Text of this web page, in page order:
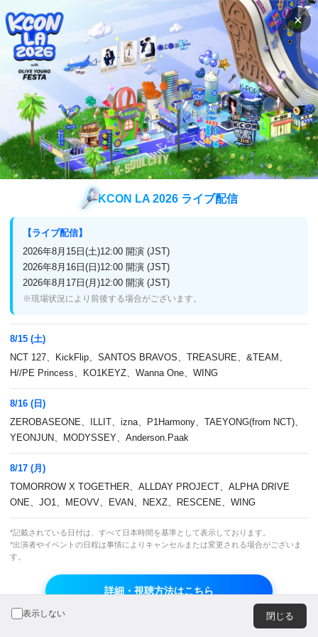
検索 視聴方法
検索 BTOBの検索結果
BTOB 検索結果
企業情報
プライバシーポリシー
JASRAC 許諾番号
9013278002Y45037
X000470B01L
© CJ ENM Japan Inc. All Rights Reserved.
よりよいエクスペリエンスを提供するため、当ウェブサイト
Cookie の使用を承諾したものとみなされます。詳細につい
てはプライバシーポリシーをご覧ください。
OK
×
KCON LA 2026 ライブ配信
【ライブ配信】
2026年8月15日(土)12:00 開演 (JST)
2026年8月16日(日)12:00 開演 (JST)
2026年8月17日(月)12:00 開演 (JST)
※現場状況により前後する場合がございます。
8/15 (土)
NCT 127、KickFlip、SANTOS BRAVOS、TREASURE、&TEAM、
H//PE Princess、KO1KEYZ、Wanna One、WING
8/16 (日)
ZEROBASEONE、ILLIT、izna、P1Harmony、TAEYONG(from NCT)、
YEONJUN、MODYSSEY、Anderson.Paak
8/17 (月)
TOMORROW X TOGETHER、ALLDAY PROJECT、ALPHA DRIVE
ONE、JO1、MEOVV、EVAN、NEXZ、RESCENE、WING
*記載されている日付は、すべて日本時間を基準として表示しております。
*出演者やイベントの日程は事情によりキャンセルまたは変更される場合がございま
す。
詳細・視聴方法はこちら
表示しない 閉じる